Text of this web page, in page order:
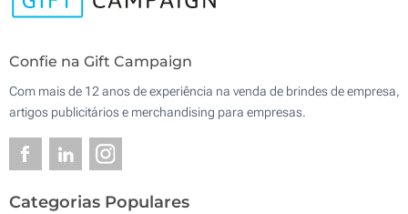
Confie na Gift Campaign
Com mais de 12 anos de experiência na venda de brindes de empresa,
artigos publicitários e merchandising para empresas.
Categorias Populares